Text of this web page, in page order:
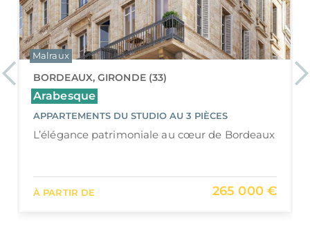
PreviousBORDEAUX, GIRONDE (33)
Cours d’Alsace Lorraine
APPARTEMENTS DU STUDIO AU 4 PIÈCES
Cours Alsace Lorraine - Immeuble de
À PARTIR DE 424 000 €
Malraux